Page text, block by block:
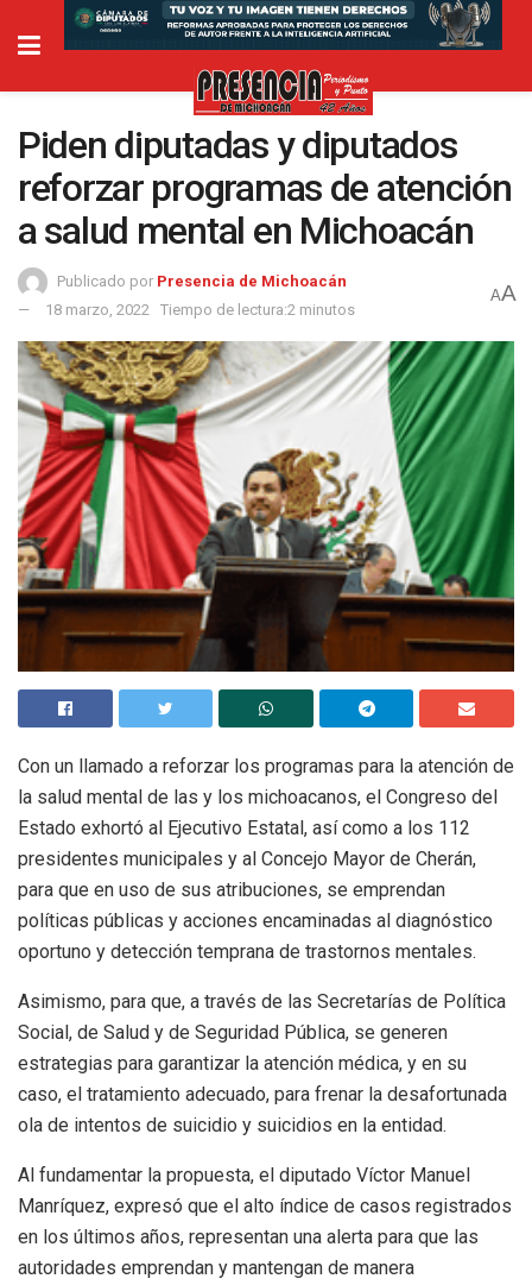
Piden diputadas y diputados
reforzar programas de atención
a salud mental en Michoacán
Publicado por Presencia de Michoacán
18 marzo, 2022
Tiempo de lectura:2 minutos
AA
Con un llamado a reforzar los programas para la atención de
la salud mental de las y los michoacanos, el Congreso del
Estado exhortó al Ejecutivo Estatal, así como a los 112
presidentes municipales y al Concejo Mayor de Cherán,
para que en uso de sus atribuciones, se emprendan
políticas públicas y acciones encaminadas al diagnóstico
oportuno y detección temprana de trastornos mentales.
Asimismo, para que, a través de las Secretarías de Política
Social, de Salud y de Seguridad Pública, se generen
estrategias para garantizar la atención médica, y en su
caso, el tratamiento adecuado, para frenar la desafortunada
ola de intentos de suicidio y suicidios en la entidad.
Al fundamentar la propuesta, el diputado Víctor Manuel
Manríquez, expresó que el alto índice de casos registrados
en los últimos años, representan una alerta para que las
autoridades emprendan y mantengan de manera